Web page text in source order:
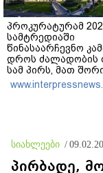
პროკურატურამ
სამტრედიაში
წინასაარჩევნო
დროს ძალადობის
სამ პირს, მათ
მელიას თანმხლებ
ბრალდება
სიახლეები /
პირბადე,